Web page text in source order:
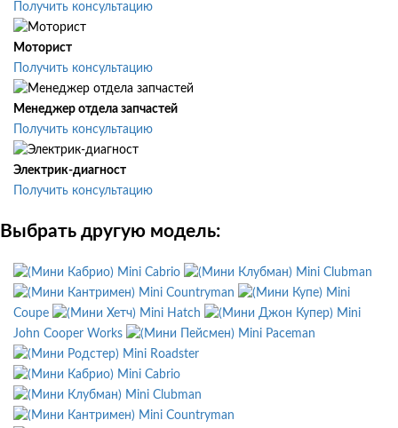
Получить консультацию
Моторист
Получить консультацию
Менеджер отдела запчастей
Получить консультацию
Электрик-диагност
Получить консультацию
Выбрать другую модель:
Mini Cabrio
Mini Clubman
Mini Countryman
Mini
Coupe
Mini Hatch
Mini
John Cooper Works
Mini Paceman
Mini Roadster
Mini Cabrio
Mini Clubman
Mini Countryman